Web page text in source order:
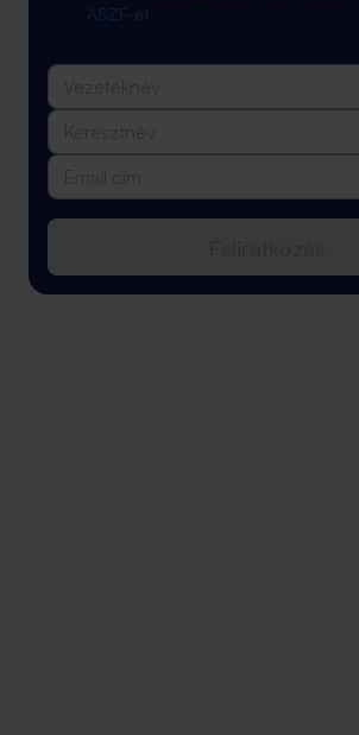
ÁSZF-ét